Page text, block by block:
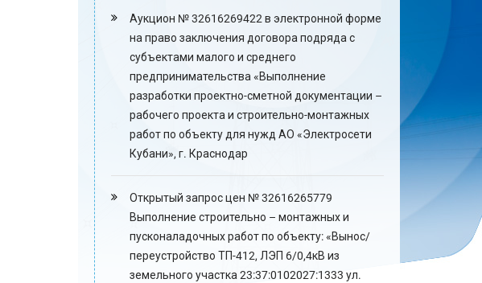
Аукцион № 32616269422 в электронной форме
на право заключения договора подряда с
субъектами малого и среднего
предпринимательства «Выполнение
разработки проектно-сметной документации –
рабочего проекта и строительно-монтажных
работ по объекту для нужд АО «Электросети
Кубани», г. Краснодар
Открытый запрос цен № 32616265779
Выполнение строительно – монтажных и
пусконаладочных работ по объекту: «Вынос/
переустройство ТП-412, ЛЭП 6/0,4кВ из
земельного участка 23:37:0102027:1333 ул.